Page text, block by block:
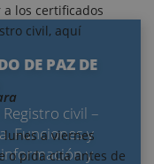
DE PAZ DE
civil –
Funciones y
y
los certificados
civil, aquí
a viernes
o pida cita antes de